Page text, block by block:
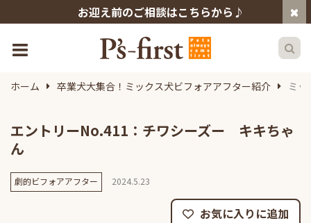
お迎え前のご相談はこちらから♪
ホーム 卒業犬大集合！ミックス犬ビフォアアフター紹介 ミ
エントリーNo.411：チワシーズー キキちゃ
ん
劇的ビフォアアフター 2024.5.23
お気に入りに追加